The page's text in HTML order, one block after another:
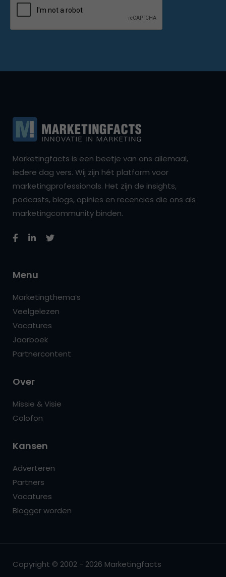
Marketingfacts is een beetje van ons allemaal,
iedere dag vers. Wij zijn hét platform voor
marketingprofessionals. Het zijn de insights,
podcasts, blogs, opinies en recencies die ons als
marketingcommunity binden.
Menu
Marketingthema’s
Veelgelezen
Vacatures
Jaarboek
Partnercontent
Over
Missie & Visie
Colofon
Kansen
Adverteren
Partners
Vacatures
Blogger worden
Copyright © 2002 - 2026 Marketingfacts